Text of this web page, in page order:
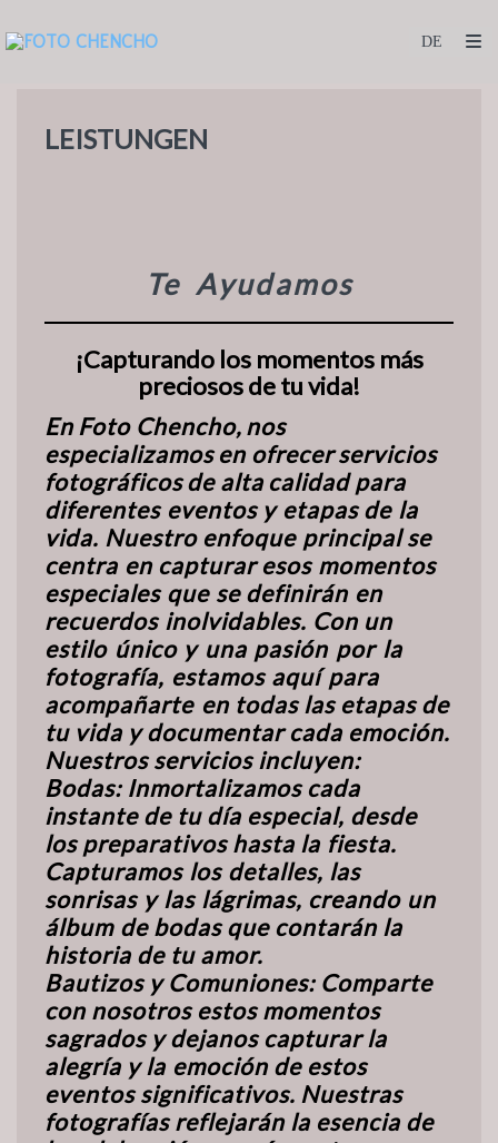
LEISTUNGEN
Te Ayudamos
¡Capturando los momentos más
preciosos de tu vida!
En Foto Chencho, nos
especializamos en ofrecer servicios
fotográficos de alta calidad para
diferentes eventos y etapas de la
vida. Nuestro enfoque principal se
centra en capturar esos momentos
especiales que se definirán en
recuerdos inolvidables. Con un
estilo único y una pasión por la
fotografía, estamos aquí para
acompañarte en todas las etapas de
tu vida y documentar cada emoción.
Nuestros servicios incluyen:
Bodas: Inmortalizamos cada
instante de tu día especial, desde
los preparativos hasta la fiesta.
Capturamos los detalles, las
sonrisas y las lágrimas, creando un
álbum de bodas que contarán la
historia de tu amor.
Bautizos y Comuniones: Comparte
con nosotros estos momentos
sagrados y dejanos capturar la
alegría y la emoción de estos
eventos significativos. Nuestras
fotografías reflejarán la esencia de